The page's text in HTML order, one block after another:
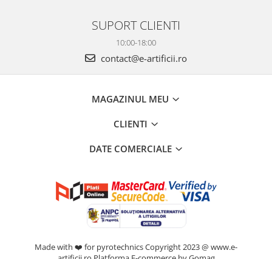
SUPORT CLIENTI
10:00-18:00
contact@e-artificii.ro
MAGAZINUL MEU
CLIENTI
DATE COMERCIALE
Made with ❤️ for pyrotechnics Copyright 2023 @ www.e-